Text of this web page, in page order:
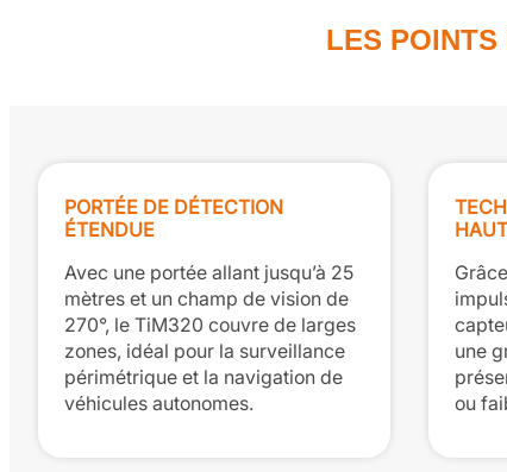
LES POINTS
PORTÉE DE DÉTECTION
ÉTENDUE
Avec une portée allant jusqu’à 25
mètres et un champ de vision de
270°, le TiM320 couvre de larges
zones, idéal pour la surveillance
périmétrique et la navigation de
véhicules autonomes.
une
ou